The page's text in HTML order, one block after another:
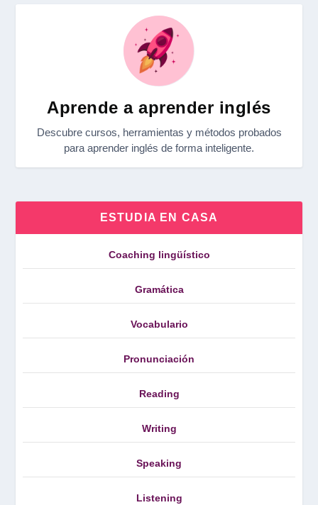
Aprende a aprender inglés
Descubre cursos, herramientas y métodos probados
para aprender inglés de forma inteligente.
ESTUDIA EN CASA
Coaching lingüístico
Gramática
Vocabulario
Pronunciación
Reading
Writing
Speaking
Listening